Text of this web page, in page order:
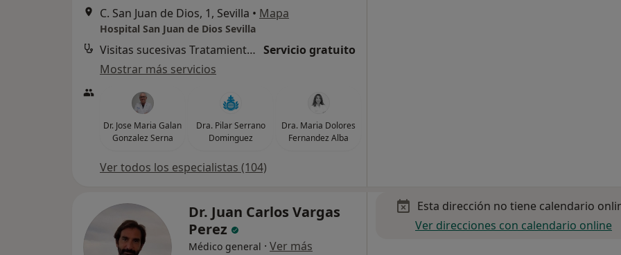
C. San Juan de Dios, 1, Sevilla • Mapa
Hospital San Juan de Dios Sevilla
Visitas sucesivas Tratamiento del Dolor Servicio gratuito
Mostrar más servicios
Dr. Jose Maria Galan
Gonzalez Serna
Dra. Pilar Serrano
Dominguez
Dra. Maria Dolores
Fernandez Alba
Ver todos los especialistas (104)
Dr. Juan Carlos Vargas
Perez
Médico general · Ver más
Esta dirección no tiene calendario
Ver direcciones con calendario online